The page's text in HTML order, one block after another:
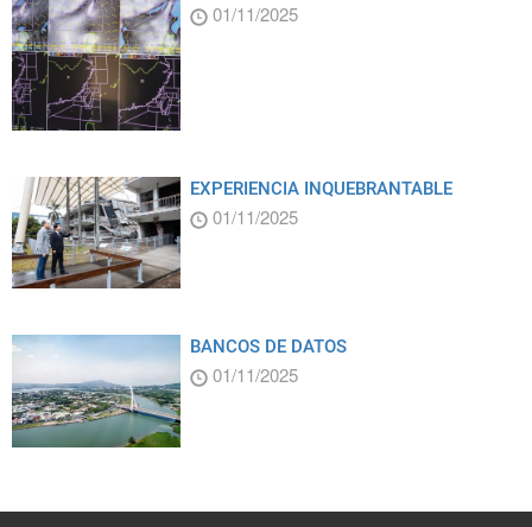
01/11/2025
EXPERIENCIA INQUEBRANTABLE
01/11/2025
BANCOS DE DATOS
01/11/2025